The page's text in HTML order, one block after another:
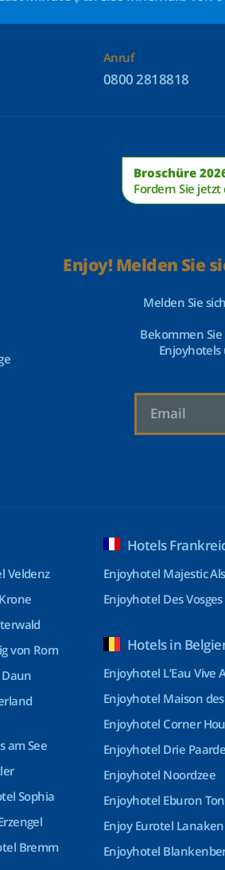
Anruf
0800 2818818
Broschüre
Fordern Sie
Enjoy! Melden Sie
Melden Sie
Bekommen
Veldenz
von Rom
am See
Sophia
Bremm
Hotels
Enjoyhotel Majestic
Enjoyhotel Des Vosges
Hotels in
Enjoyhotel L’Eau Vive
Enjoyhotel Maison
Enjoyhotel Corner
Enjoyhotel Drie
Enjoyhotel Noordzee
Enjoyhotel Eburon
Enjoy Eurotel Lanaken
Enjoyhotel